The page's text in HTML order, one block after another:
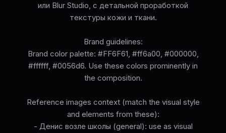
или Blur Studio, с детальной проработкой
текстуры кожи и ткани.
Brand guidelines:
Brand color palette: #FF6F61, #ff6a00, #000000,
#ffffff, #0056d6. Use these colors prominently in
the composition.
Reference images context (match the visual style
and elements from these):
- Денис возле школы (general): use as visual